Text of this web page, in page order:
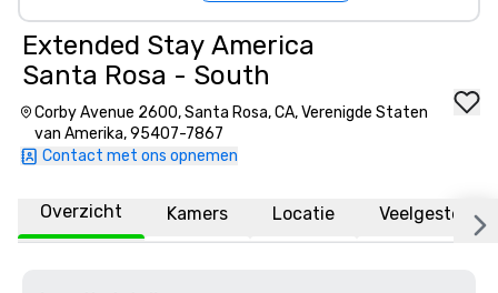
Extended Stay America
Santa Rosa - South
Corby Avenue 2600, Santa Rosa, CA, Verenigde Staten
van Amerika, 95407-7867
Contact met ons opnemen
Overzicht Kamers Locatie Veelgestelde